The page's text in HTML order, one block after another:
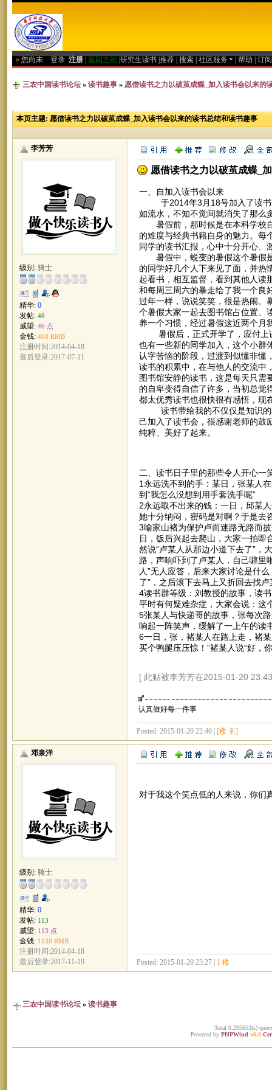
» 您尚未 登录 注册 返回主站 研究生读书 推荐 搜索 社区服务 帮助 订
三农中国读书论坛 » 读书趣事 » 愿借读书之力以破茧成蝶_加入读书会以来的
本页主题: 愿借读书之力以破茧成蝶_加入读书会以来的读书总结和读书趣事
李芳芳
级别: 骑士
精华: 0
发帖: 46
威望: 46 点
金钱: 460 RMB
注册时间:2014-04-18
最后登录:2017-07-11
愿借读书之力以破茧成蝶_
一、自加入读书会以来
于2014年3月18号加入了读书会
如流水，不知不觉间就消失了那么
暑假前，那时候是在本科学校自
的难度与经典书籍自身的魅力。每
同学的读书汇报，心中十分开心、
暑假中，蜕变的暑假这个暑假是
的同学好几个人下来见了面，并热
起看书，相互监督，看到其他人读
和每周三周六的暴走给了我一个良
过年一样，说说笑笑，很是热闹。
个暑假大家一起去图书馆占位置、
养一个习惯，经过暑假这近两个月
暑假后，正式开学了，应付上课
也有一些新的同学加入，这个小群
认字苦恼的阶段，过渡到似懂非懂
读书的积累中，在与他人的交流中
图书馆安静的读书，这是每天只需
的自卑变得自信了许多，当初总觉
都太优秀读书也很快很有感悟，现
读书带给我的不仅仅是知识的
己加入了读书会，很感谢老师的鼓
纯粹、美好了起来。
二、读书日子里的那些令人开心一
1永远洗不到的手：某日，张某人
到“我怎么没想到用手套洗手呢”
2永远取不出来的钱：一日，邱某
她十分纳闷，密码是对啊？于是去
3喻家山褚为保护卢而迷路无路而
日，饭后兴起去爬山，大家一拍即
然说“卢某人从那边小道下去了”，
路，声响吓到了卢某人，自己噼里
人”无人应答，后来大家讨论是什
了”，之后滚下去马上又折回去找
4读书群等级：刘教授的故事，读
平时有何疑难杂症，大家会说：这
5张某人与快递哥的故事，张每次
响起一阵笑声，缓解了一上午的读
6一日，张，褚某人在路上走，褚
买个鸭腿压压惊！”褚某人说“好，
[ 此贴被李芳芳在2015-01-20
认真做好每一件事
Posted: 2015-01-20 22:46 | [楼 主]
邓泉洋
级别: 骑士
精华: 0
发帖: 113
威望: 113 点
金钱: 1130 RMB
注册时间:2014-04-18
最后登录:2017-11-19
对于我这个笑点低的人来说，你们
Posted: 2015-01-20 23:27 | 1 楼
三农中国读书论坛 » 读书趣事
Total 0.295653(s)
Powered by PHPWind v6.0